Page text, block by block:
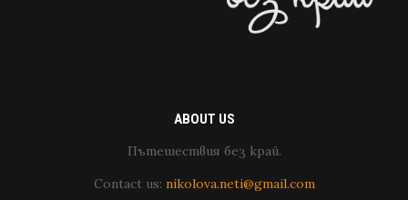
ABOUT US
Пътешествия без край.
Contact us: nikolova.neti@gmail.com